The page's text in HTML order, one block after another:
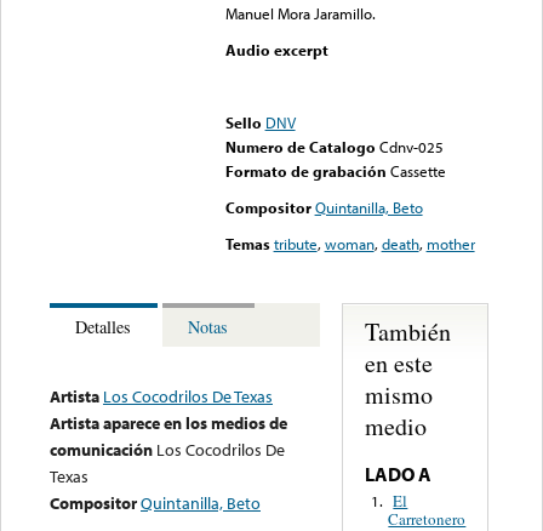
Manuel Mora Jaramillo.
Audio excerpt
Sello DNV
Numero de Catalogo Cdnv-025
Formato de grabación Cassette
Compositor Quintanilla, Beto
Temas tribute,woman,death, mother
Detalles Notas
Artista Los Cocodrilos De Texas
Artista aparece en los medios de
comunicación Los Cocodrilos De
Texas
CompositorQuintanilla, Beto
También
en este
mismo
medio
LADO A
1. El
Carretonero